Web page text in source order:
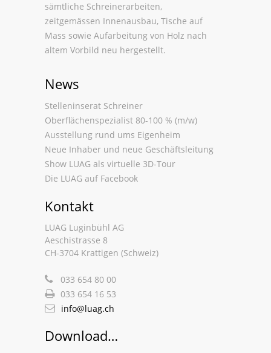
sämtliche Schreinerarbeiten,
zeitgemässen Innenausbau, Tische auf
Mass sowie Aufarbeitung von Holz nach
altem Vorbild neu hergestellt.
News
Stelleninserat Schreiner
Oberflächenspezialist 80-100 % (m/w)
Ausstellung rund ums Eigenheim
Neue Inhaber und neue Geschäftsleitung
Show LUAG als virtuelle 3D-Tour
Die LUAG auf Facebook
Kontakt
LUAG Luginbühl AG
Aeschistrasse 8
CH-3704 Krattigen (Schweiz)
033 654 80 00
033 654 16 53
info@luag.ch
Download…